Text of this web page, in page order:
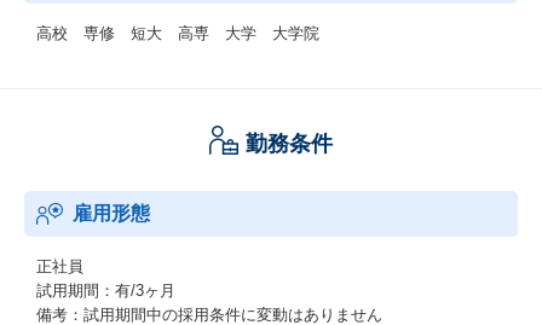
高校 専修 短大 高専 大学 大学院
勤務条件
雇用形態
正社員
試用期間：有/3ヶ月
備考：試用期間中の採用条件に変動はありません